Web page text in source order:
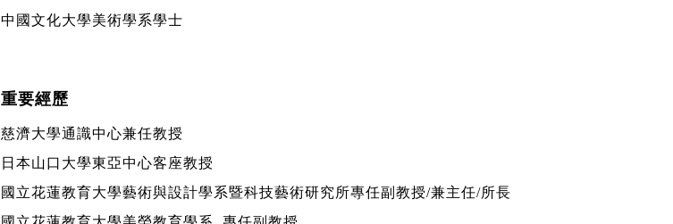
中國文化大學美術學系學士
重要經歷
慈濟大學通識中心兼任教授
日本山口大學東亞中心客座教授
國立花蓮教育大學藝術與設計學系暨科技藝術研究所專任副教授/兼主任/所長